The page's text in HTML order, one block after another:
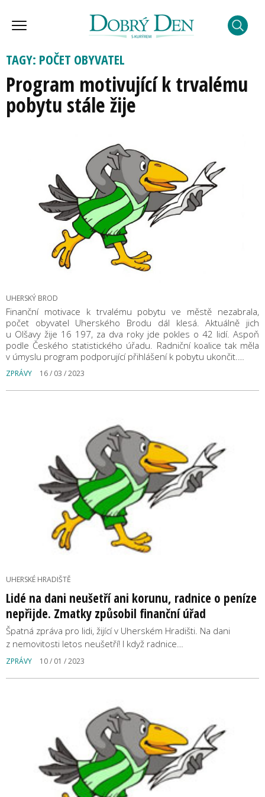
TAGY: POČET OBYVATEL
Program motivující k trvalému
pobytu stále žije
UHERSKÝ BROD
Finanční motivace k trvalému pobytu ve městě nezabrala,
počet obyvatel Uherského Brodu dál klesá. Aktuálně jich
u Olšavy žije 16 197, za dva roky jde pokles o 42 lidí. Aspoň
podle Českého statistického úřadu. Radniční koalice tak měla
v úmyslu program podporující přihlášení k pobytu ukončit.…
ZPRÁVY 16 / 03 / 2023
UHERSKÉ HRADIŠTĚ
Lidé na dani neušetří ani korunu, radnice o peníze
nepřijde. Zmatky způsobil finanční úřad
Špatná zpráva pro lidi, žijící v Uherském Hradišti. Na dani
z nemovitosti letos neušetří! I když radnice…
ZPRÁVY 10 / 01 / 2023